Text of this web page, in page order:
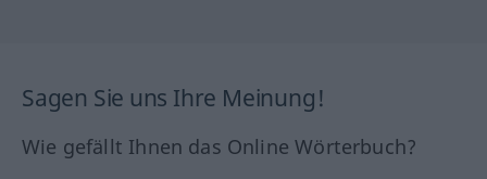
Sagen Sie uns Ihre Meinung!
Wie gefällt Ihnen das Online Wörterbuch?